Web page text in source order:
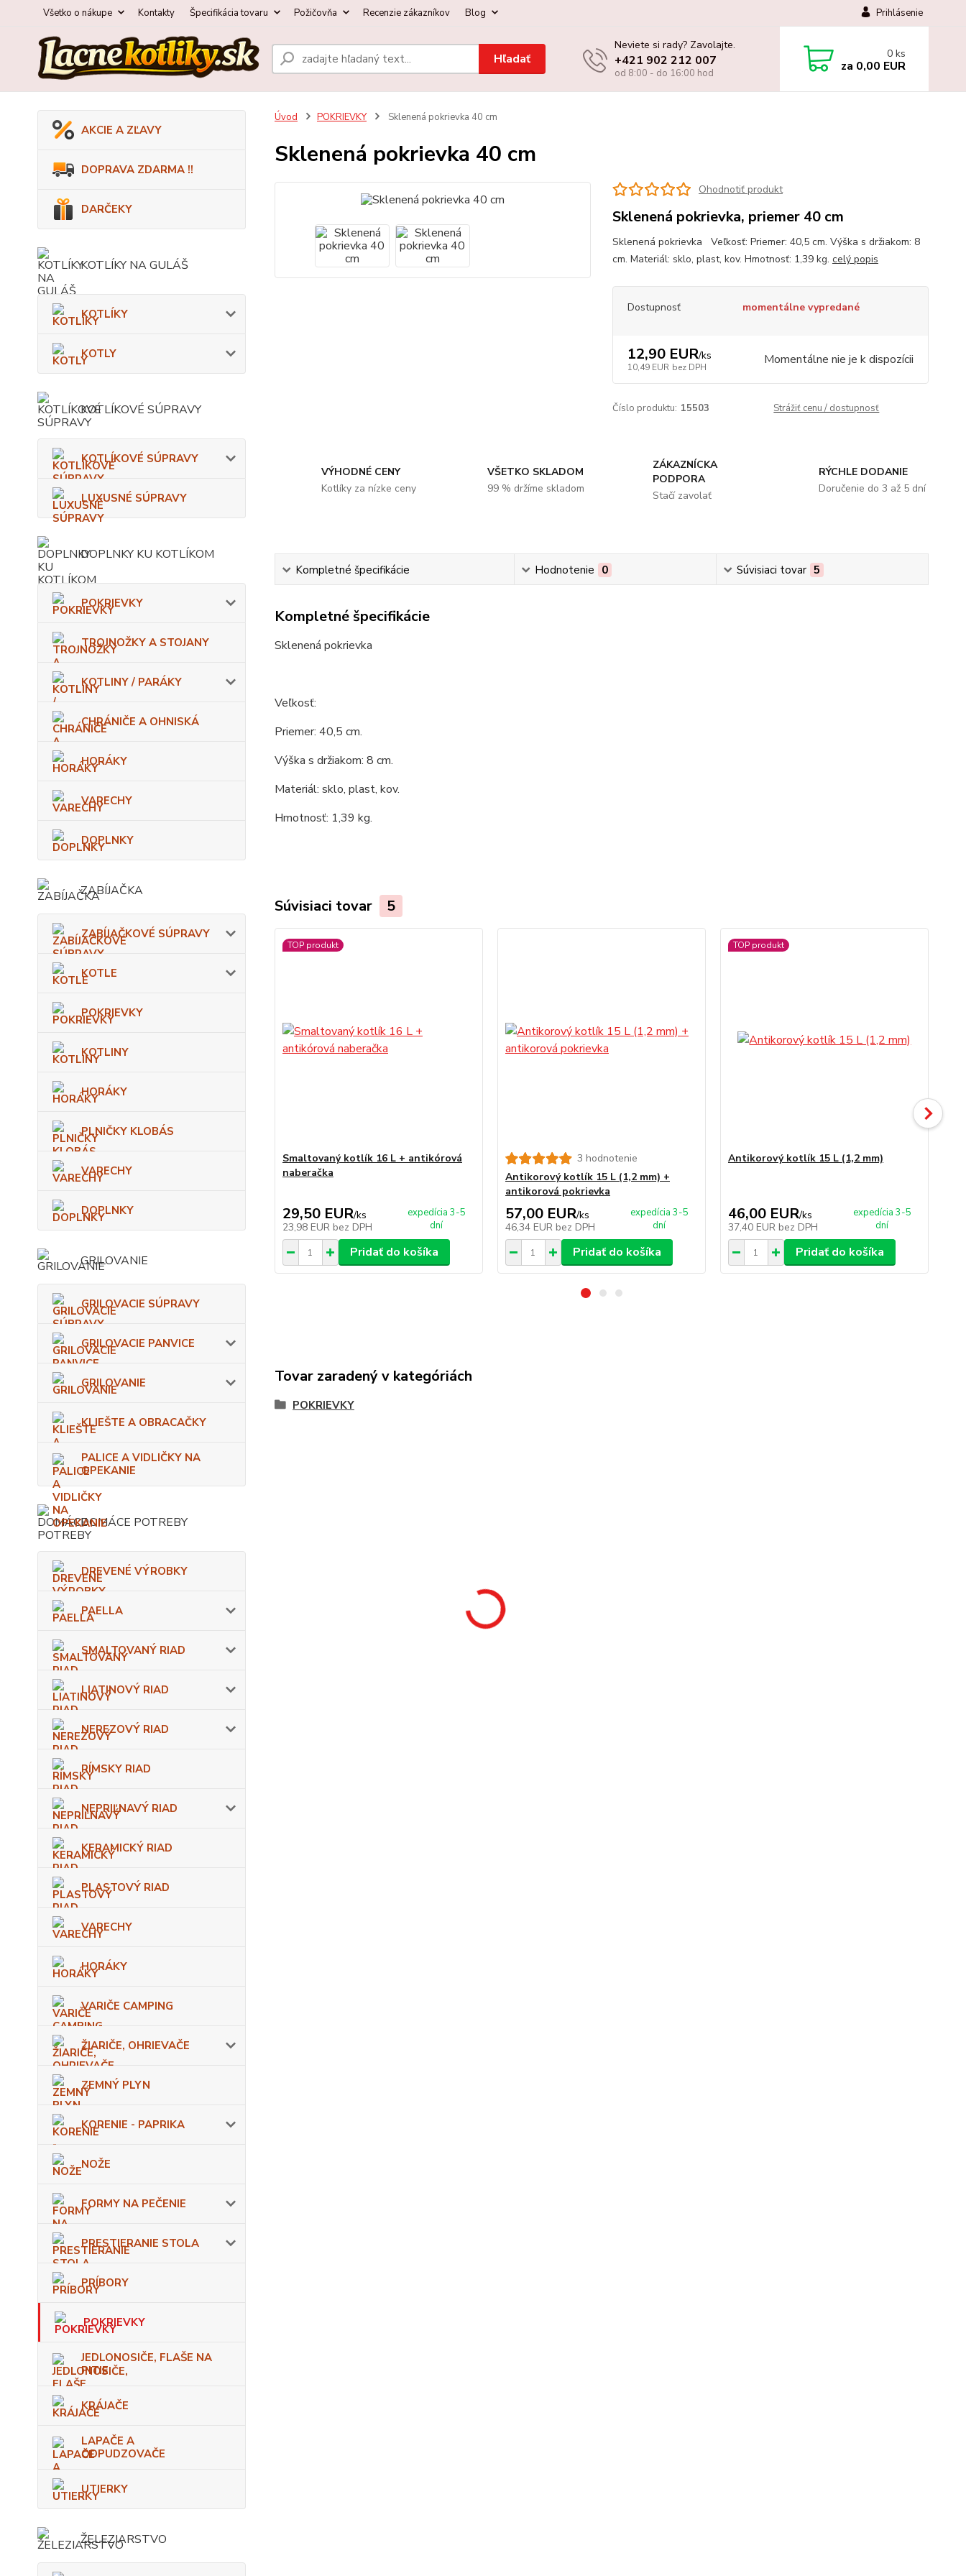
Všetko o nákupe Kontakty Špecifikácia tovaru Požičovňa Recenzie zákazníkov Blog Prihlásenie
Hľadať
Neviete si rady? Zavolajte.
+421 902 212 007
od 8:00 - do 16:00 hod
0 ks
za 0,00 EUR
AKCIE A ZĽAVY
DOPRAVA ZDARMA !!
DARČEKY
KOTLÍKY NA GULÁŠ
KOTLÍKY
KOTLY
KOTLÍKOVÉ SÚPRAVY
KOTLÍKOVÉ SÚPRAVY
LUXUSNÉ SÚPRAVY
DOPLNKY KU KOTLÍKOM
POKRIEVKY
TROJNOŽKY A STOJANY
KOTLINY / PARÁKY
CHRÁNIČE A OHNISKÁ
HORÁKY
VARECHY
DOPLNKY
ZABÍJAČKA
ZABÍJAČKOVÉ SÚPRAVY
KOTLE
POKRIEVKY
KOTLINY
HORÁKY
PLNIČKY KLOBÁS
VARECHY
DOPLNKY
GRILOVANIE
GRILOVACIE SÚPRAVY
GRILOVACIE PANVICE
GRILOVANIE
KLIEŠTE A OBRACAČKY
PALICE A VIDLIČKY NA
OPEKANIE
DOMÁCE POTREBY
DREVENÉ VÝROBKY
PAELLA
SMALTOVANÝ RIAD
LIATINOVÝ RIAD
NEREZOVÝ RIAD
RÍMSKY RIAD
NEPRIĽNAVÝ RIAD
KERAMICKÝ RIAD
PLASTOVÝ RIAD
VARECHY
HORÁKY
VARIČE CAMPING
ŽIARIČE, OHRIEVAČE
ZEMNÝ PLYN
KORENIE - PAPRIKA
NOŽE
FORMY NA PEČENIE
PRESTIERANIE STOLA
PRÍBORY
POKRIEVKY
JEDLONOSIČE, FLAŠE NA
PITIE
KRÁJAČE
LAPAČE A
ODPUDZOVAČE
UTIERKY
ŽELEZIARSTVO
Úvod POKRIEVKY Sklenená pokrievka 40 cm
Sklenená pokrievka 40 cm
Ohodnotiť produkt
Sklenená pokrievka, priemer 40 cm
Sklenená pokrievka Veľkosť: Priemer: 40,5 cm. Výška s držiakom: 8
cm. Materiál: sklo, plast, kov. Hmotnosť: 1,39 kg. celý popis
Dostupnosť momentálne vypredané
12,90 EUR/ks
10,49 EUR bez DPH Momentálne nie je k dispozícii
Číslo produktu: 15503 Strážiť cenu / dostupnosť
VÝHODNÉ CENY
Kotlíky za nízke ceny
VŠETKO SKLADOM
99 % držíme skladom
ZÁKAZNÍCKA
PODPORA
Stačí zavolať
RÝCHLE DODANIE
Doručenie do 3 až 5 dní
Kompletné špecifikácie Hodnotenie 0 Súvisiaci tovar 5
Kompletné špecifikácie
Sklenená pokrievka
Veľkosť:
Priemer: 40,5 cm.
Výška s držiakom: 8 cm.
Materiál: sklo, plast, kov.
Hmotnosť: 1,39 kg.
Súvisiaci tovar 5
TOP produkt
Smaltovaný kotlík 16 L + antikórová
naberačka
29,50 EUR/ks
23,98 EUR bez DPH
expedícia 3-5
dní
Pridať do košíka
3 hodnotenie
Antikorový kotlík 15 L (1,2 mm) +
antikorová pokrievka
57,00 EUR/ks
46,34 EUR bez DPH
expedícia 3-5
dní
Pridať do košíka
TOP produkt
Antikorový kotlík 15 L (1,2 mm)
46,00 EUR/ks
37,40 EUR bez DPH
expedícia 3-5
dní
Pridať do košíka
Tovar zaradený v kategóriách
POKRIEVKY